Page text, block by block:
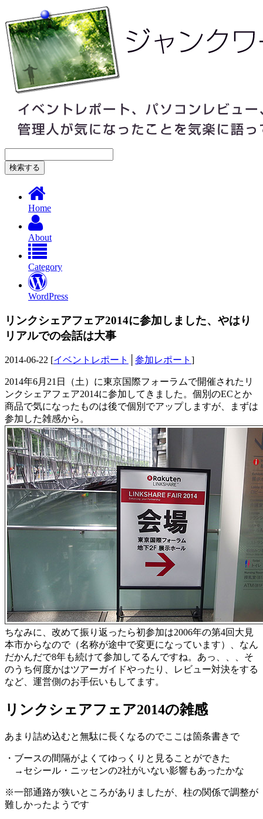
Home
About
Category
WordPress
リンクシェアフェア2014に参加しました、やはり
リアルでの会話は大事
2014-06-22 [イベントレポート 参加レポート ]
2014年6月21日（土）に東京国際フォーラムで開催されたリ
ンクシェアフェア2014に参加してきました。個別のECとか
商品で気になったものは後で個別でアップしますが、まずは
参加した雑感から。
ちなみに、改めて振り返ったら初参加は2006年の第4回大見
本市からなので（名称が途中で変更になっています）、なん
だかんだで8年も続けて参加してるんですね。あっ、、、そ
のうち何度かはツアーガイドやったり、レビュー対決をする
など、運営側のお手伝いもしてます。
リンクシェアフェア2014の雑感
あまり詰め込むと無駄に長くなるのでここは箇条書きで
・ブースの間隔がよくてゆっくりと見ることができた
→セシール・ニッセンの2社がいない影響もあったかな
※一部通路が狭いところがありましたが、柱の関係で調整が
難しかったようです